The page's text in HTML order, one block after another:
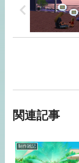
関連記事
制作雑記